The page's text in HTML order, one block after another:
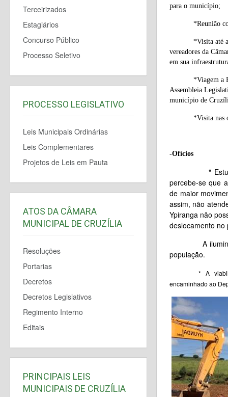
para o município;
*Reunião
*Visita até
vereadores da
em sua
*Viagem a
Assembleia
município de
*Visita nas
-Ofícios
*
percebe-se que
de maior
assim, não
Ypiranga não
deslocamento
A iluminação
população.
* A
encaminhado ao
Terceirizados
Estagiários
Concurso Público
Processo Seletivo
PROCESSO LEGISLATIVO
Leis Municipais Ordinárias
Leis Complementares
Projetos de Leis em Pauta
ATOS DA CÂMARA
MUNICIPAL DE CRUZÍLIA
Resoluções
Portarias
Decretos
Decretos Legislativos
Regimento Interno
Editais
PRINCIPAIS LEIS
MUNICIPAIS DE CRUZÍLIA